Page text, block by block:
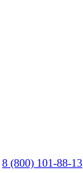
8 (800) 101-88-13